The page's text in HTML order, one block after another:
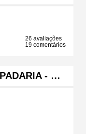
26 avaliações
19 comentários
- …